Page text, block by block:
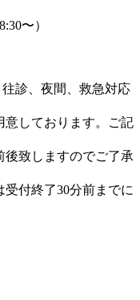
〜）
診、夜間、救急対応
しております。ご記
致しますのでご了承
付終了30分前までに